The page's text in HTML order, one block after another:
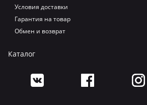
Условия доставки
Гарантия на товар
Обмен и возврат
Каталог